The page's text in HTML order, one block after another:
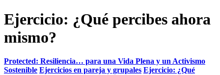
Ejercicio: ¿Qué percibes ahora
mismo?
Protected: Resiliencia… para una Vida Plena y un Activismo
Sostenible Ejercicios en pareja y grupales Ejercicio: ¿Qué